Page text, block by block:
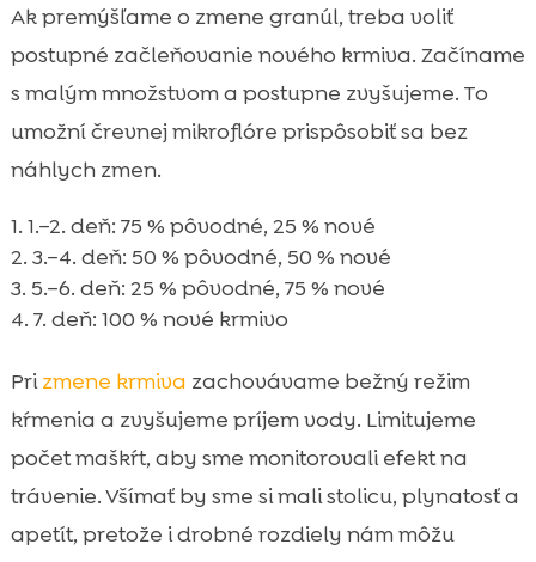
Ak premýšľame o zmene granúl, treba voliť
postupné začleňovanie nového krmiva. Začíname
s malým množstvom a postupne zvyšujeme. To
umožní črevnej mikroflóre prispôsobiť sa bez
náhlych zmen.
1.–2. deň: 75 % pôvodné, 25 % nové
3.–4. deň: 50 % pôvodné, 50 % nové
5.–6. deň: 25 % pôvodné, 75 % nové
7. deň: 100 % nové krmivo
Prizmene krmiva zachovávame bežný režim
kŕmenia a zvyšujeme príjem vody. Limitujeme
počet maškŕt, aby sme monitorovali efekt na
trávenie. Všímať by sme si mali stolicu, plynatosť a
apetít, pretože i drobné rozdiely nám môžu